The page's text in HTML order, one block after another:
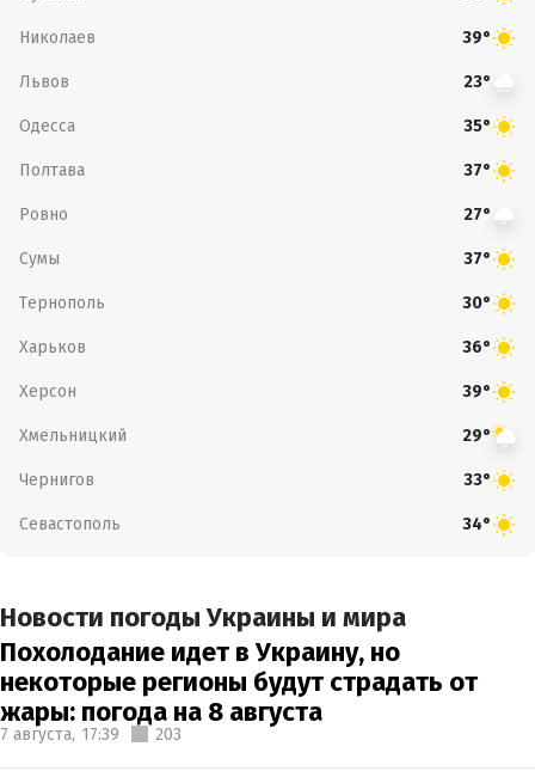
Николаев 39°
Львов 23°
Одесса 35°
Полтава 37°
Ровно 27°
Сумы 37°
Тернополь 30°
Харьков 36°
Херсон 39°
Хмельницкий 29°
Чернигов 33°
Севастополь 34°
Новости погоды Украины и мира
Похолодание идет в Украину, но
некоторые регионы будут страдать от
жары: погода на 8 августа
7 августа, 17:39 203